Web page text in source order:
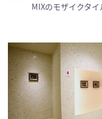
MIXのモザイクタイ